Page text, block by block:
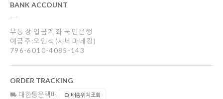
BANK ACCOUNT
무통장 입금계좌 국민은행
예금주:오인석(샤네마네킹)
796-6010-4085-143
ORDER TRACKING
대한통운택배 배송위치조회